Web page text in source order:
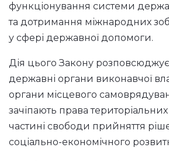
функціонування системи
та дотримання міжнародних
у сфері державної допомоги.
Дія цього Закону
державні органи виконавчої
органи місцевого
зачіпають права
частині свободи прийняття
соціально-економічного